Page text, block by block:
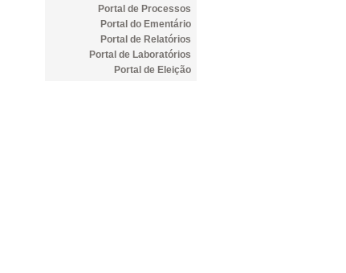
Portal de Processos
Portal do Ementário
Portal de Relatórios
Portal de Laboratórios
Portal de Eleição